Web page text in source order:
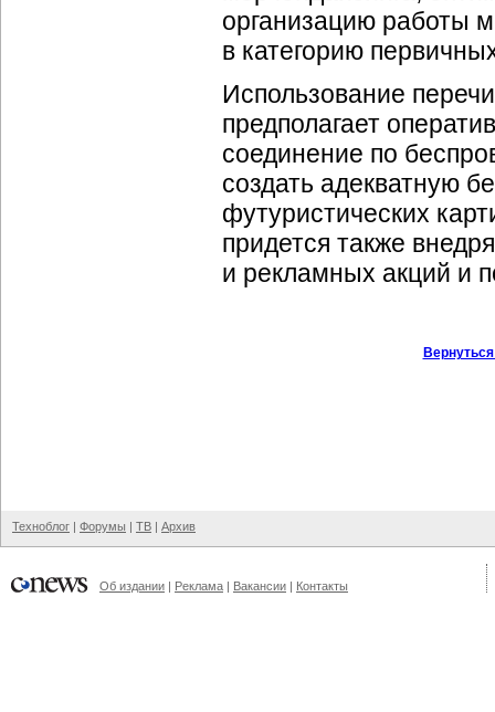
организацию работы
в категорию
Использование
предполагает
соединение по
создать адекватную
футуристических
придется также
и рекламных акций и
Техноблог | Форумы | ТВ | Архив
Об издании | Реклама | Вакансии | Контакты